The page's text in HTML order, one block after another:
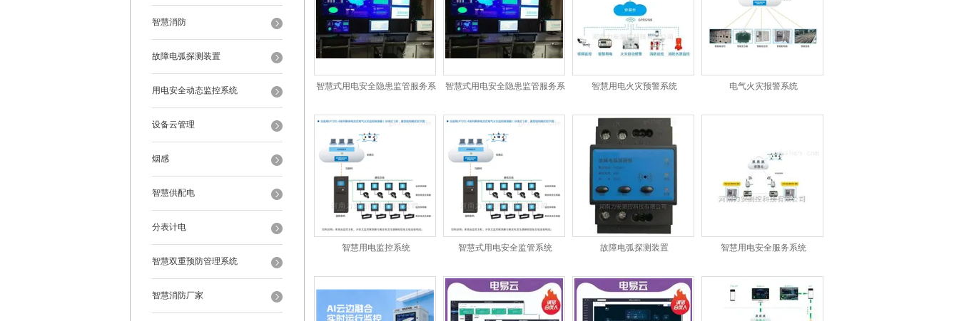
智慧消防
故障电弧探测装置
用电安全动态监控系统
设备云管理
烟感
智慧供配电
分表计电
智慧双重预防管理系统
智慧消防厂家
智慧式用电安全隐患监管服务系 智慧式用电安全隐患监管服务系 智慧用电火灾预警系统 电气火灾报警系统
智慧用电监控系统 智慧式用电安全监管系统 故障电弧探测装置 智慧用电安全服务系统